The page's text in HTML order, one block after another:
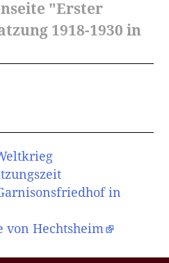
"Erster
1918-1930 in
in
von Hechtsheim